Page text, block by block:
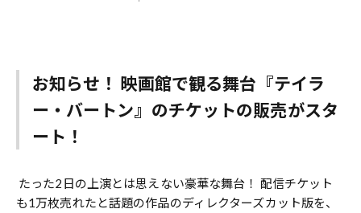
お知らせ！ 映画館で観る舞台『テイラ
ー ・ バートン』のチケットの販売がスタ
ート ！
たった2日の上演とは思えない豪華な舞台！ 配信チケット
も1万枚売れたと話題の作品のディレクターズカット版を、